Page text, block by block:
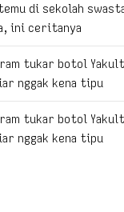
di sekolah
ini ceritanya
tukar botol
nggak kena tipu
tukar botol
nggak kena tipu